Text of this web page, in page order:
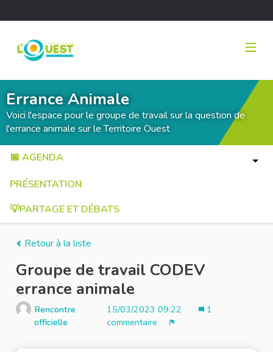
Errance Animale
Voici l'espace pour le groupe de travail sur la question de
l'errance animale sur le Territoire Ouest
📅 AGENDA
PRÉSENTATION
💡PARTAGE ET DÉBATS
Retour à la liste
Groupe de travail CODEV
errance animale
Rencontre
officielle
15/03/2023 09:22
1
commentaire